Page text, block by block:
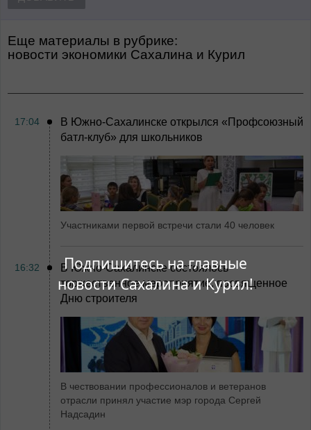
Подпишитесь на главные
новости Сахалина и Курил!
Еще материалы в рубрике:
Новости экономики Сахалина и Курил
17:04
В Южно-Сахалинске открылся «Профсоюзный
батл-клуб» для школьников
Участниками первой встречи стали 40 человек
16:32
В Южно-Сахалинске состоялось
торжественное мероприятие, посвященное
Дню строителя
В чествовании профессионалов и ветеранов
отрасли принял участие мэр города Сергей
Надсадин